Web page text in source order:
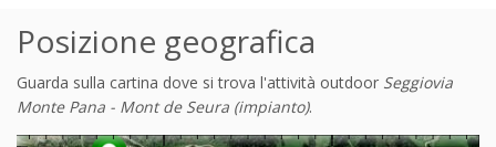
Posizione geografica
Guarda sulla cartina dove si trova l'attività outdoor Seggiovia
Monte Pana - Mont de Seura (impianto).